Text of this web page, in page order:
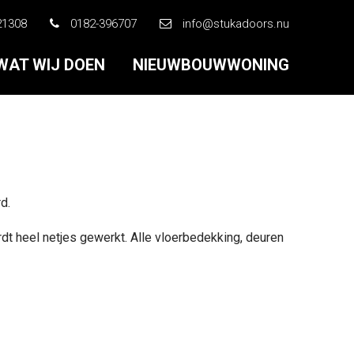
0182-396707 info@stukadoors.nu
WIJ DOEN NIEUWBOUWWONING
heel netjes gewerkt. Alle vloerbedekking, deuren